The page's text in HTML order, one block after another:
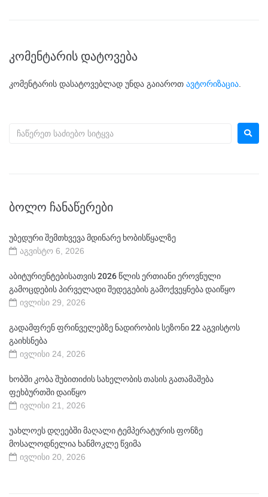
კომენტარის დატოვება
კომენტარის დასატოვებლად უნდა გაიაროთ ავტორიზაცია
ᲑᲝᲚᲝ ᲩᲐᲜᲐᲬᲔᲠᲔᲑᲘ
უბედური შემთხვევა მდინარე ხობისწყალზე
აგვისტო 6, 2026
აბიტურიენტებისათვის 2026 წლის ერთიანი ეროვნული
გამოცდების პირველადი შედეგების გამოქვეყნება დაიწყო
ივლისი 29, 2026
გადამფრენ ფრინველებზე ნადირობის სეზონი 22 აგვისტოს
გაიხსნება
ივლისი 24, 2026
ხობში კობა შუბითიძის სახელობის თასის გათამაშება
ფეხბურთში დაიწყო
ივლისი 21, 2026
უახლოეს დღეებში მაღალი ტემპერატურის ფონზე
მოსალოდნელია ხანმოკლე წვიმა
ივლისი 20, 2026